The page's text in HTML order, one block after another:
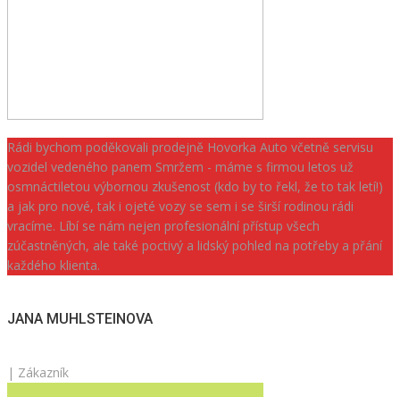
Rádi bychom poděkovali prodejně Hovorka Auto včetně servisu
vozidel vedeného panem Smržem - máme s firmou letos už
osmnáctiletou výbornou zkušenost (kdo by to řekl, že to tak letí!)
a jak pro nové, tak i ojeté vozy se sem i se širší rodinou rádi
vracíme. Líbí se nám nejen profesionální přístup všech
zúčastněných, ale také poctivý a lidský pohled na potřeby a přání
každého klienta.
JANA MUHLSTEINOVA
| Zákazník